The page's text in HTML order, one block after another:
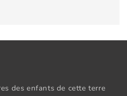
des enfants de cette terre